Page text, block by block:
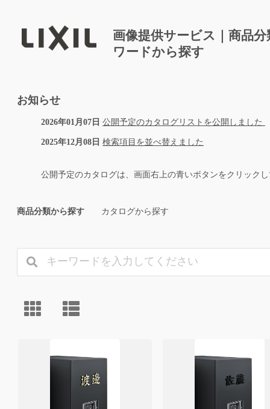
画像提供サービス｜商品分
ワードから探す
お知らせ
2026年01月07日 公開予定のカタログリストを公開しました
2025年12月08日 検索項目を並べ替えました
公開予定のカタログは、画面右上の青いボタンをクリック
商品分類から探す カタログから探す